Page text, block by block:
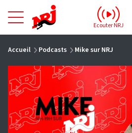
NRJ - Accueil
Ecouter NRJ
Accueil Podcasts Mike sur NRJ